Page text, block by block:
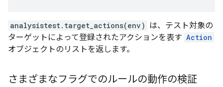
analysistest.target_actions(env) は、テスト対象の
ターゲットによって登録されたアクションを表す Action
オブジェクトのリストを返します。
さまざまなフラグでのルールの動作の検証